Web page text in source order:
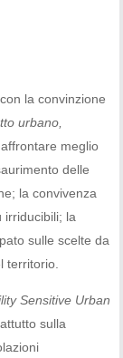
la convinzione
urbano,
meglio
delle
la convivenza
irriducibili; la
sulle scelte da
territorio.
Sensitive Urban
sulla